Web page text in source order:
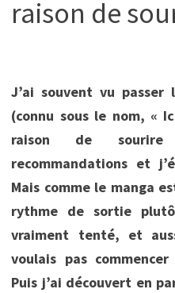
raison de
J’ai souvent vu passer
(connu sous le nom, «
raison de
recommandations et
Mais comme le manga
rythme de sortie
vraiment tenté, et
voulais pas
Puis j’ai découvert en